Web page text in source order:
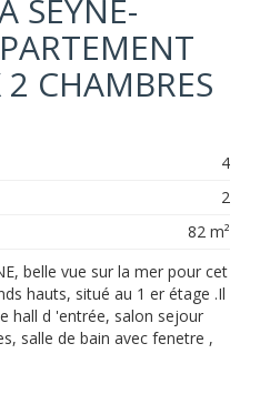
SEYNE-
CHAMBRES
4
2
82 m²
belle vue sur la mer pour cet
hauts, situé au 1 er étage .Il
hall d 'entrée, salon sejour
salle de bain avec fenetre ,